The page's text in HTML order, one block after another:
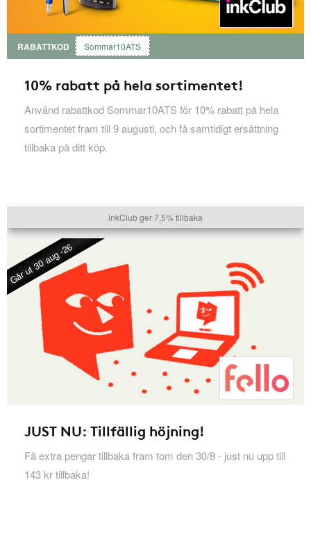
RABATTKOD Sommar10ATS
10% rabatt på hela sortimentet!
Använd rabattkod Sommar10ATS för 10% rabatt på hela
sortimentet fram till 9 augusti, och få samtidigt ersättning
tillbaka på ditt köp.
inkClub ger 7,5% tillbaka
Går ut 30 aug -26
JUST NU: Tillfällig höjning!
Få extra pengar tillbaka fram tom den 30/8 - just nu upp till
143 kr tillbaka!